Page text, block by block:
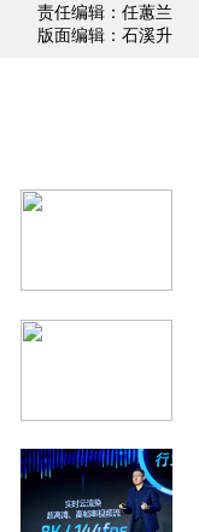
责任编辑：任蕙兰
版面编辑：石溪升